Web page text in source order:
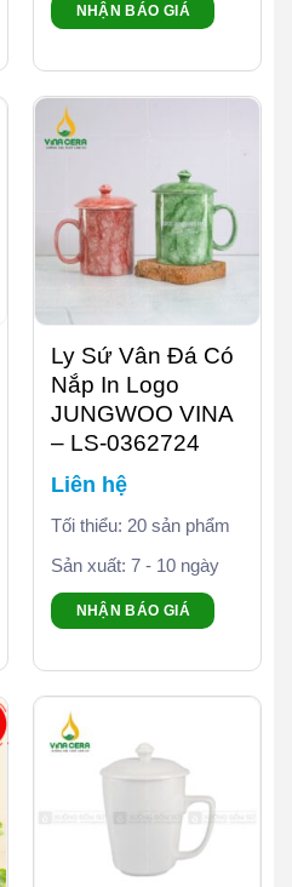
NHẬN BÁO GIÁ
Ly Sứ Vân Đá Có
Nắp In Logo
JUNGWOO VINA
– LS-0362724
Liên hệ
Tối thiểu: 20 sản phẩm
Sản xuất: 7 - 10 ngày
NHẬN BÁO GIÁ